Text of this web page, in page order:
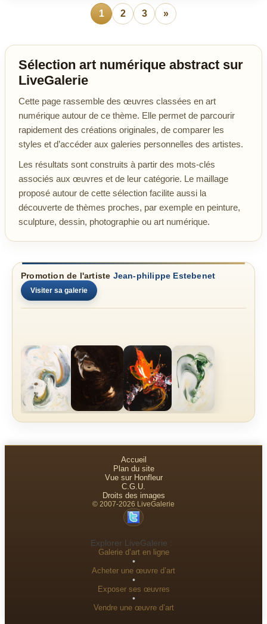
1 2 3 »
Sélection art numérique abstract sur
LiveGalerie
Cette page rassemble des œuvres classées en art
numérique autour de ce thème. Elle permet de parcourir
rapidement des créations originales, de comparer les
styles et d’accéder aux galeries personnelles des artistes.
Les résultats sont construits à partir des mots-clés
associés aux œuvres et de leur catégorie. Le maillage
proposé autour de cette sélection facilite aussi la
découverte de thèmes proches, par exemple en peinture,
sculpture, dessin, photographie ou art numérique.
Promotion de l'artiste Jean-philippe Estebenet
Visiter sa galerie
Accueil
Plan du site
Vue sur Honfleur
C.G.U.
Droits des images
© 2007-2026 LiveGalerie
Explorer LiveGalerie :
Galerie d’art en ligne
•
Acheter une œuvre d’art
•
Exposer ses œuvres
•
Vendre une œuvre d’art